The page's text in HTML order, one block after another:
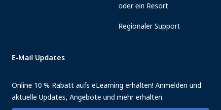
oder ein Resort
Regionaler Support
E-Mail Updates
Online 10 % Rabatt aufs eLearning erhalten! Anmelden und
aktuelle Updates, Angebote und mehr erhalten.